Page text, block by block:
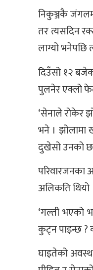
निकुञ्जकै
तर त्यसदिन
लाग्यो भनेपछि
दिउँसो १२
पुलनेर एक्लो
‘सेनाले रोकेर
भने । झोलामा
दुखेसो उनको छ
परिवारजनका
अलिकति थियो
‘गल्ती भएको
कुट्न पाइन्छ ?
घाइतेको